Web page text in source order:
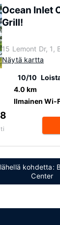
Ocean Inlet
Grill!
15 Lemont Dr, 1,
Näytä kartta
10/10
4.0 km
Ilmainen Wi-
kohdetta:
Center